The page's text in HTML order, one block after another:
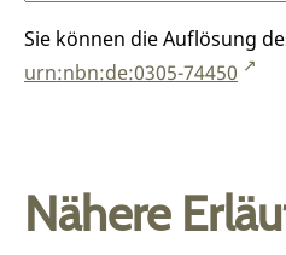
Sie können die Auflösung
urn:nbn:de:0305-74450
Nähere